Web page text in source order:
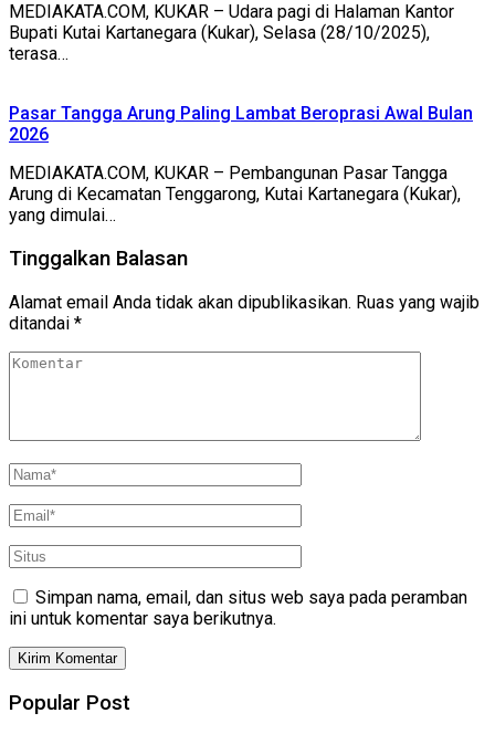
MEDIAKATA.COM, KUKAR – Udara pagi di Halaman Kantor
Bupati Kutai Kartanegara (Kukar), Selasa (28/10/2025),
terasa…
Pasar Tangga Arung Paling Lambat Beroprasi Awal Bulan
2026
MEDIAKATA.COM, KUKAR – Pembangunan Pasar Tangga
Arung di Kecamatan Tenggarong, Kutai Kartanegara (Kukar),
yang dimulai…
Tinggalkan Balasan
Alamat email Anda tidak akan dipublikasikan. Ruas yang wajib
ditandai *
Simpan nama, email, dan situs web saya pada peramban
ini untuk komentar saya berikutnya.
Popular Post